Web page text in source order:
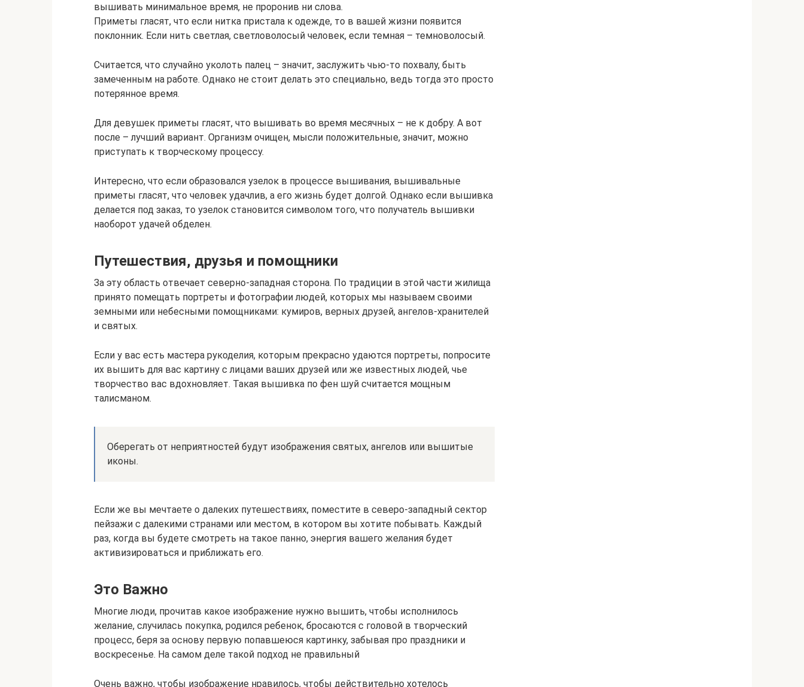
вышивать минимальное время, не проронив ни слова.
Приметы гласят, что если нитка пристала к одежде, то в вашей жизни появится
поклонник. Если нить светлая, светловолосый человек, если темная – темноволосый.
Считается, что случайно уколоть палец – значит, заслужить чью-то похвалу, быть
замеченным на работе. Однако не стоит делать это специально, ведь тогда это просто
потерянное время.
Для девушек приметы гласят, что вышивать во время месячных – не к добру. А вот
после – лучший вариант. Организм очищен, мысли положительные, значит, можно
приступать к творческому процессу.
Интересно, что если образовался узелок в процессе вышивания, вышивальные
приметы гласят, что человек удачлив, а его жизнь будет долгой. Однако если вышивка
делается под заказ, то узелок становится символом того, что получатель вышивки
наоборот удачей обделен.
Путешествия, друзья и помощники
За эту область отвечает северно-западная сторона. По традиции в этой части жилища
принято помещать портреты и фотографии людей, которых мы называем своими
земными или небесными помощниками: кумиров, верных друзей, ангелов-хранителей
и святых.
Если у вас есть мастера рукоделия, которым прекрасно удаются портреты, попросите
их вышить для вас картину с лицами ваших друзей или же известных людей, чье
творчество вас вдохновляет. Такая вышивка по фен шуй считается мощным
талисманом.
Оберегать от неприятностей будут изображения святых, ангелов или вышитые
иконы.
Если же вы мечтаете о далеких путешествиях, поместите в северо-западный сектор
пейзажи с далекими странами или местом, в котором вы хотите побывать. Каждый
раз, когда вы будете смотреть на такое панно, энергия вашего желания будет
активизироваться и приближать его.
Это Важно
Многие люди, прочитав какое изображение нужно вышить, чтобы исполнилось
желание, случилась покупка, родился ребенок, бросаются с головой в творческий
процесс, беря за основу первую попавшеюся картинку, забывая про праздники и
воскресенье. На самом деле такой подход не правильный
Очень важно, чтобы изображение нравилось, чтобы действительно хотелось